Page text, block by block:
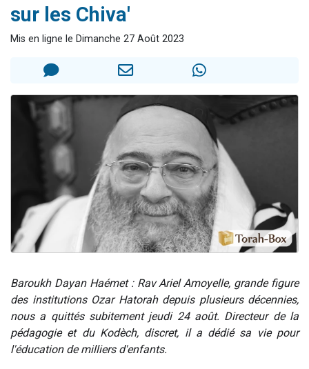
2 nouvelles musiques dans Torah-Box Music
4 personnes viennent de faire un don pour Reloger Rivka, 6 enfants, victime de violences...
sur les Chiva'
Mis en ligne le Dimanche 27 Août 2023
Baroukh Dayan Haémet : Rav Ariel Amoyelle, grande figure
des institutions Ozar Hatorah depuis plusieurs décennies,
nous a quittés subitement jeudi 24 août. Directeur de la
pédagogie et du Kodèch, discret, il a dédié sa vie pour
l'éducation de milliers d'enfants.